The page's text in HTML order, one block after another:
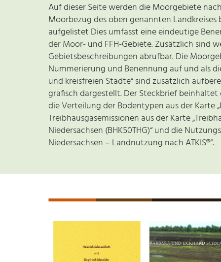
Auf dieser Seite werden die Moorgebiete
Moorbezug des oben genannten
aufgelistet Dies umfasst eine eindeutige
der Moor- und FFH-Gebiete. Zusätzlich sind
Gebietsbeschreibungen abrufbar. Die
Nummerierung und Benennung auf und als
und kreisfreien Städte“ sind zusätzlich
grafisch dargestellt. Der Steckbrief
die Verteilung der Bodentypen aus der Karte
Treibhausgasemissionen aus der Karte
Niedersachsen (BHK50THG)“ und die
Niedersachsen – Landnutzung nach ATKIS®“.